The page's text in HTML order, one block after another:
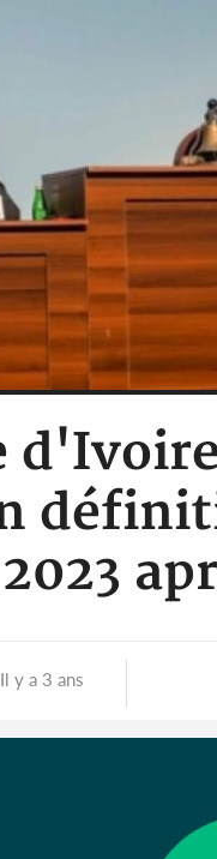
Il y a 3 ans